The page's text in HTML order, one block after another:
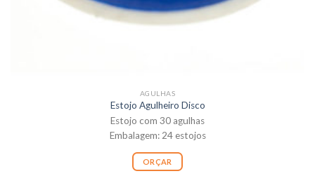
AGULHAS
Estojo Agulheiro Disco
Estojo com 30 agulhas
Embalagem: 24 estojos
ORÇAR